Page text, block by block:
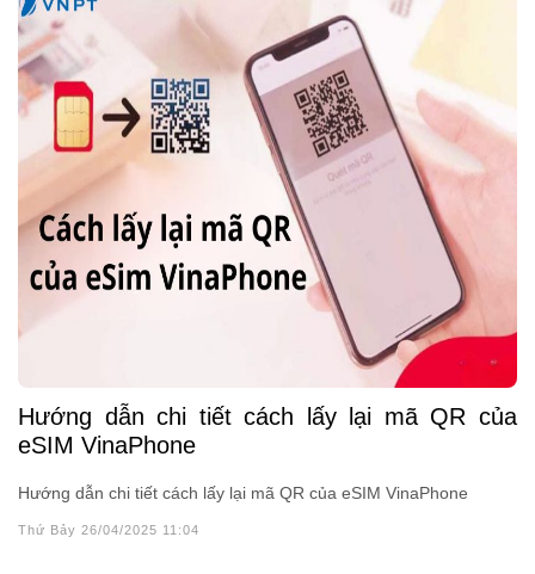
Hướng dẫn chi tiết cách lấy lại mã QR của
eSIM VinaPhone
Hướng dẫn chi tiết cách lấy lại mã QR của eSIM VinaPhone
Thứ Bảy 26/04/2025 11:04